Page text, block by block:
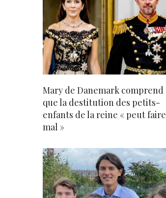
Mary de Danemark comprend
que la destitution des petits-
enfants de la reine « peut faire
mal »